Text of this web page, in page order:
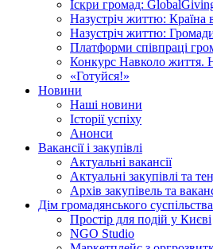
Іскри громад:
Назустріч життю: Країна
Назустріч життю:
Платформи співпраці
Конкурс Навколо життя.
«Готуйся!»
Новини
Наші новини
Історії успіху
Анонси
Вакансії і закупівлі
Актуальні вакансії
Актуальні закупівлі та
Архів закупівель та
Дім громадянського суспільства
Простір для подій у Києві
NGO Studio